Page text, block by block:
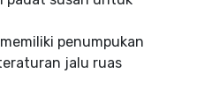
penumpukan
jalu ruas